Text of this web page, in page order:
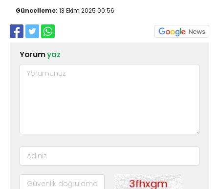
Güncelleme: 13 Ekim 2025 00:56
Yorumyaz